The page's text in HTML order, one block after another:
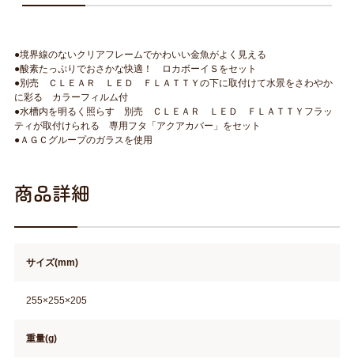
●境界線のないクリアフレームでかわいい金魚がよく見える
●酸素たっぷりでおさかな快適！ ロカボーイＳをセット
●別売 ＣＬＥＡＲ ＬＥＤ ＦＬＡＴＴＹの下に取付けて水景をさわやか
に彩る カラーフィルム付
●水槽内を明るく照らす 別売 ＣＬＥＡＲ ＬＥＤ ＦＬＡＴＴＹフラッ
ティが取付けられる 専用フタ「アクアカバー」をセット
●ＡＧＣグループのガラスを使用
商品詳細
サイズ(mm)
255×255×205
重量(g)